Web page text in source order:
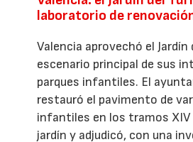
laboratorio de
Valencia aprovechó el Jardín
escenario principal de sus
parques infantiles. El
restauró el pavimento de
infantiles en los tramos XIV
jardín y adjudicó, con una